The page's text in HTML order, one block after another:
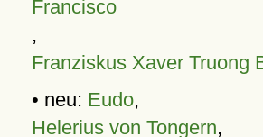
Francisco
,
Franziskus Xaver Truong
• neu: Eudo,
Helerius von Tongern,